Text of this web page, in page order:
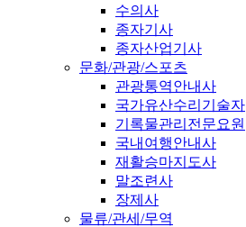
수의사
종자기사
종자산업기사
문화/관광/스포츠
관광통역안내사
국가유산수리기술자
기록물관리전문요원
국내여행안내사
재활승마지도사
말조련사
장제사
물류/관세/무역